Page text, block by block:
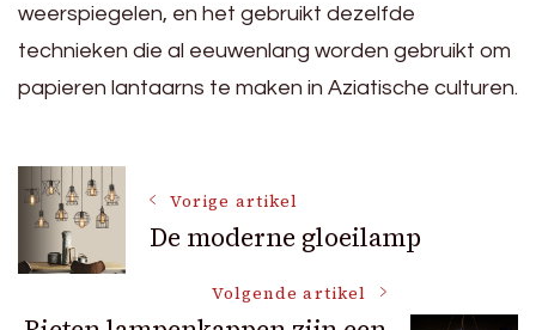
weerspiegelen, en het gebruikt dezelfde
technieken die al eeuwenlang worden gebruikt om
papieren lantaarns te maken in Aziatische culturen.
Bericht
navigatie
Vorige artikel
De moderne gloeilamp
Volgende artikel